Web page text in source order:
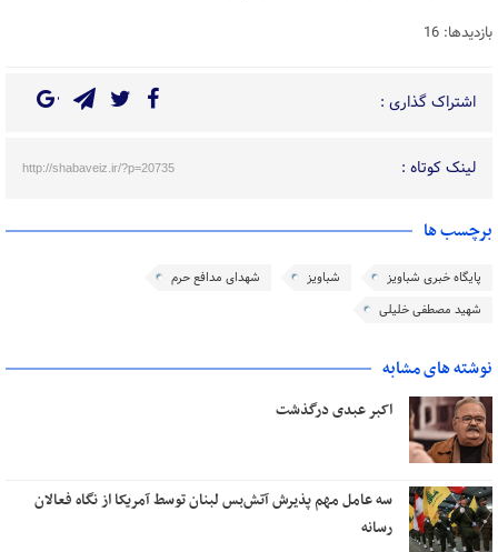
بازدیدها: 16
اشتراک گذاری :
لینک کوتاه : http://shabaveiz.ir/?p=20735
برچسب ها
پایگاه خبری شباویز شباویز
شهدای مدافع حرم
شهید مصطفی خلیلی
نوشته های مشابه
اکبر عبدی درگذشت
سه عامل مهم پذیرش آتش‌بس لبنان توسط آمریکا از نگاه فعالان
رسانه